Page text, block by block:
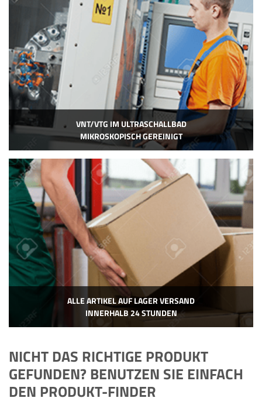
VNT/VTG IM ULTRASCHALLBAD
MIKROSKOPISCH GEREINIGT
ALLE ARTIKEL AUF LAGER VERSAND
INNERHALB 24 STUNDEN
NICHT DAS RICHTIGE PRODUKT
GEFUNDEN? BENUTZEN SIE EINFACH
DEN PRODUKT-FINDER